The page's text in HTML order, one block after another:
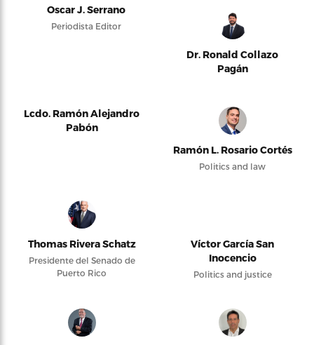
Oscar J. Serrano
Periodista Editor
Dr. Ronald Collazo
Pagán
Lcdo. Ramón Alejandro
Pabón
Ramón L. Rosario Cortés
Politics and law
Thomas Rivera Schatz
Presidente del Senado de
Puerto Rico
Víctor García San
Inocencio
Politics and justice